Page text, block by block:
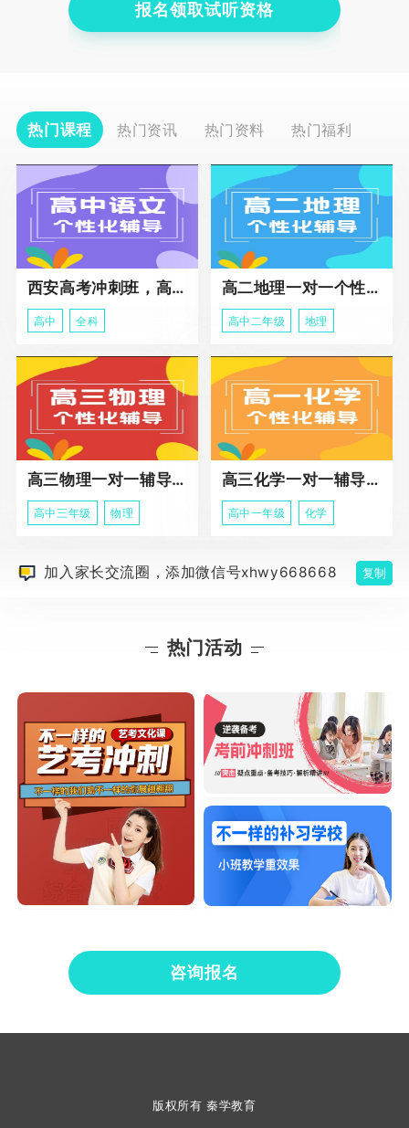
报名领取试听资格
热门课程 热门资讯 热门资料 热门福利
西安高考冲刺班，高三全科辅导
高中 全科
高二地理一对一个性化冲刺辅导课程
高中二年级 地理
高三物理一对一辅导课程
高中三年级 物理
高三化学一对一辅导课程
高中一年级 化学
加入家长交流圈，添加微信号xhwy668668 复制
热门活动
咨询报名
版权所有 秦学教育